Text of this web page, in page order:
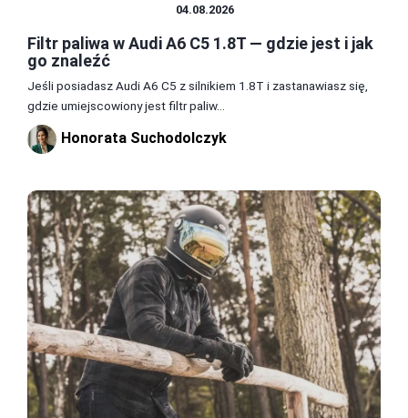
04.08.2026
Filtr paliwa w Audi A6 C5 1.8T — gdzie jest i jak
go znaleźć
Jeśli posiadasz Audi A6 C5 z silnikiem 1.8T i zastanawiasz się,
gdzie umiejscowiony jest filtr paliw...
Honorata Suchodolczyk